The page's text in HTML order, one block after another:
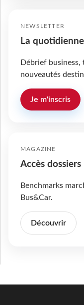
NEWSLETTER
La
Débrief
nouveautés
Je m'inscris
MAGAZINE
Accès dossiers
Benchmarks
Bus&Car.
Découvrir